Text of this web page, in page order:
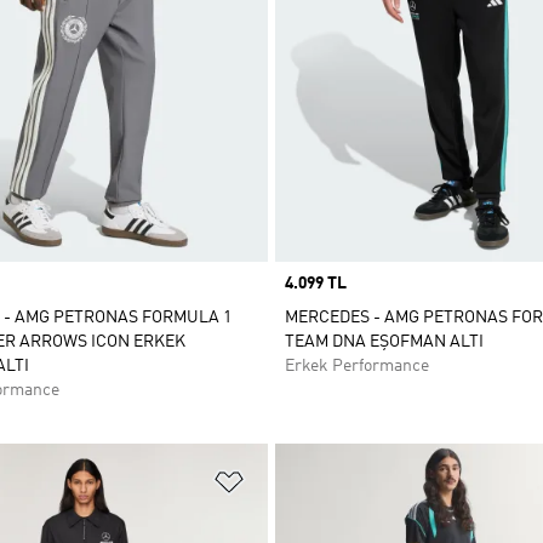
- AMG PETRONAS FORMULA 1
ARROWS ICON ERKEK
Price
4.099 TL
MERCEDES - AMG PETRONAS
TEAM DNA EŞOFMAN ALTI
Erkek Performance